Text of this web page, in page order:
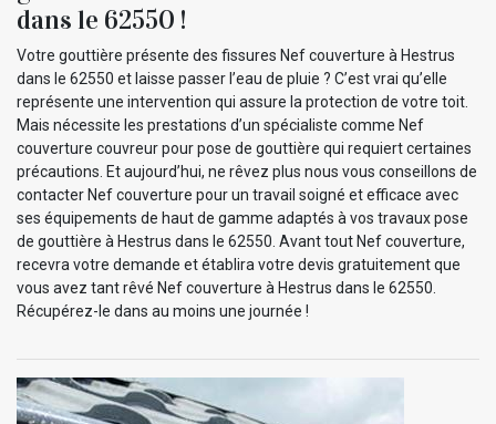
dans le 62550 !
Votre gouttière présente des fissures Nef couverture à Hestrus
dans le 62550 et laisse passer l’eau de pluie ? C’est vrai qu’elle
représente une intervention qui assure la protection de votre toit.
Mais nécessite les prestations d’un spécialiste comme Nef
couverture couvreur pour pose de gouttière qui requiert certaines
précautions. Et aujourd’hui, ne rêvez plus nous vous conseillons de
contacter Nef couverture pour un travail soigné et efficace avec
ses équipements de haut de gamme adaptés à vos travaux pose
de gouttière à Hestrus dans le 62550. Avant tout Nef couverture,
recevra votre demande et établira votre devis gratuitement que
vous avez tant rêvé Nef couverture à Hestrus dans le 62550.
Récupérez-le dans au moins une journée !